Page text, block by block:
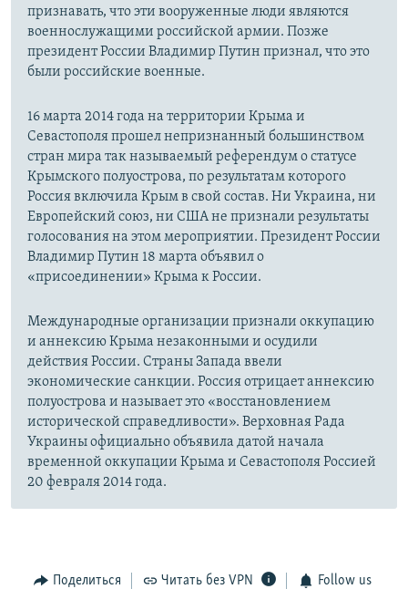
й
д
признавать, что эти вооруженные люди являются
военнослужащими российской армии. Позже
президент России Владимир Путин признал, что это
были российские военные.
16 марта 2014 года на территории Крыма и
Севастополя прошел непризнанный большинством
стран мира так называемый референдум о статусе
Крымского полуострова, по результатам которого
Россия включила Крым в свой состав. Ни Украина, ни
Европейский союз, ни США не признали результаты
голосования на этом мероприятии. Президент России
Владимир Путин 18 марта объявил о
«присоединении» Крыма к России.
Международные организации признали оккупацию
и аннексию Крыма незаконными и осудили
действия России. Страны Запада ввели
экономические санкции. Россия отрицает аннексию
полуострова и называет это «восстановлением
исторической справедливости». Верховная Рада
Украины официально объявила датой начала
временной оккупации Крыма и Севастополя Россией
20 февраля 2014 года.
Поделиться Читать без VPN Follow us